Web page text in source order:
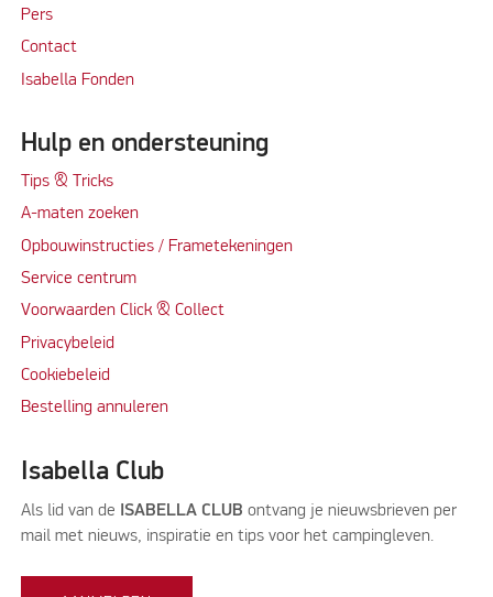
Pers
Contact
Isabella Fonden
Hulp en ondersteuning
Tips & Tricks
A-maten zoeken
Opbouwinstructies / Frametekeningen
Service centrum
Voorwaarden Click & Collect
Privacybeleid
Cookiebeleid
Bestelling annuleren
Isabella Club
Als lid van de ISABELLA CLUB ontvang je nieuwsbrieven per
mail met nieuws, inspiratie en tips voor het campingleven.